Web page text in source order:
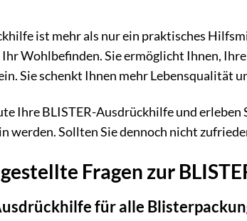
ist mehr als nur ein praktisches
Wohlbefinden. Sie ermöglicht Ihnen,
Sie schenkt Ihnen mehr
Ihre BLISTER-Ausdrückhilfe und
werden. Sollten Sie dennoch nicht
Fragen zur
für alle